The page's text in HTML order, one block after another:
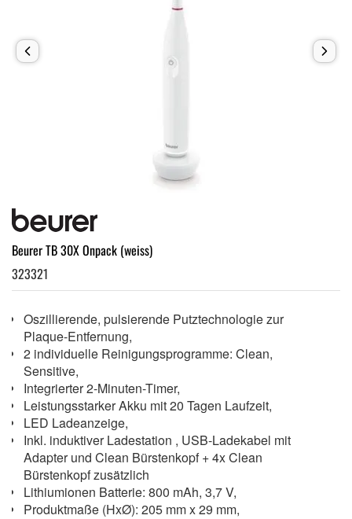
Beurer TB 30X Onpack (weiss)
323321
Oszillierende, pulsierende Putztechnologie zur
Plaque-Entfernung,
2 individuelle Reinigungsprogramme: Clean,
Sensitive,
Integrierter 2-Minuten-Timer,
Leistungsstarker Akku mit 20 Tagen Laufzeit,
LED Ladeanzeige,
Inkl. induktiver Ladestation , USB-Ladekabel mit
Adapter und Clean Bürstenkopf + 4x Clean
Bürstenkopf zusätzlich
Lithiumionen Batterie: 800 mAh, 3,7 V,
Produktmaße (HxØ): 205 mm x 29 mm,